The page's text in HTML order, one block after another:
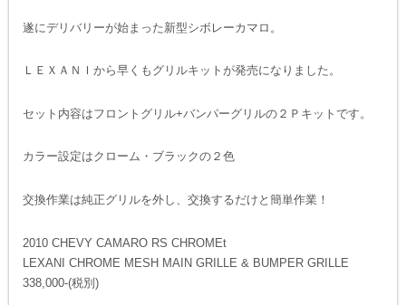
遂にデリバリーが始まった新型シボレーカマロ。
ＬＥＸＡＮＩから早くもグリルキットが発売になりました。
セット内容はフロントグリル+バンパーグリルの２Ｐキットです。
カラー設定はクローム・ブラックの２色
交換作業は純正グリルを外し、交換するだけと簡単作業！
2010 CHEVY CAMARO RS CHROMEt
LEXANI CHROME MESH MAIN GRILLE & BUMPER GRILLE
338,000-(税別)